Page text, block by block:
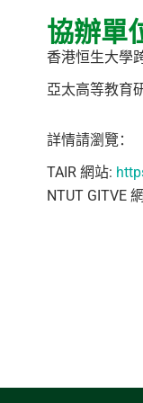
協辦單
香港恒生大學
亞太高等教育
詳情請瀏 覽：
TAIR 網站:
NTUT GITVE